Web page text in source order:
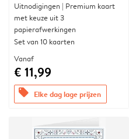
Uitnodigingen | Premium kaart
met keuze uit 3
papierafwerkingen
Set van 10 kaarten
Vanaf
€ 11,99
offers Elke dag lage prijzen